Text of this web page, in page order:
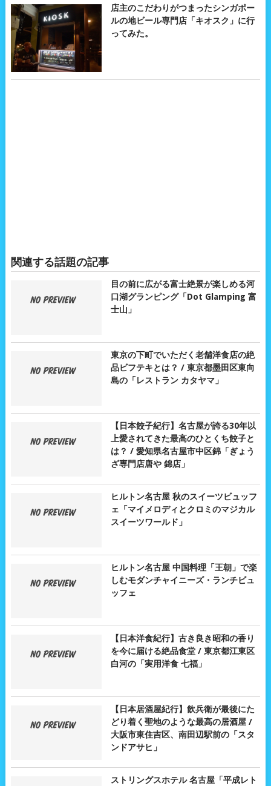
店主のこだわりがつまったシンガポー
ルの地ビール専門店「キオスク」に行
ってみた。
関連する話題の記事
目の前に広がる富士絶景が楽しめる河
口湖グランピング「Dot Glamping 富
士山」
東京の下町でいただく老舗洋食店の絶
品ビフテキとは？ / 東京都墨田区東向
島の「レストラン カタヤマ」
【日本餃子紀行】名古屋が誇る30年以
上愛されてきた最高のひとくち餃子と
は？ / 愛知県名古屋市中区錦「ぎょう
ざ専門店唐や 錦店」
ヒルトン名古屋 秋のスイーツビュッフ
ェ「マイメロディとクロミのマジカル
スイーツワールド」
ヒルトン名古屋 中国料理「王朝」で楽
しむモダンチャイニーズ・ランチビュ
ッフェ
【日本洋食紀行】古き良き昭和の香り
を今に届ける絶品食堂 / 東京都江東区
白河の「実用洋食 七福」
【日本居酒屋紀行】飲兵衛が最後にた
どり着く聖地のような最高の居酒屋 /
大阪市東住吉区、南田辺駅前の「スタ
ンドアサヒ」
ストリングスホテル 名古屋「平成レト